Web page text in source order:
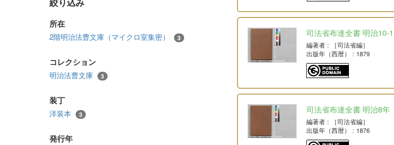
所在
2階明治法曹文庫（マイクロ室集密） 3
コレクション
明治法曹文庫 3
装丁
洋装本 3
発行年
司法省布達全書 明治10-
編著者: ［司法省編］
出版年（西暦）
: 1879
司法省布達全書 明治8年
編著者: ［司法省編］
出版年（西暦）
: 1876